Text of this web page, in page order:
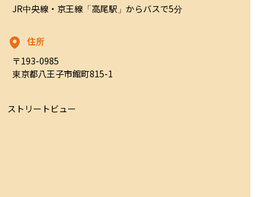
JR中央線・京王線「高尾駅」からバスで5分
住所
〒193-0985
東京都八王子市館町815-1
ストリートビュー